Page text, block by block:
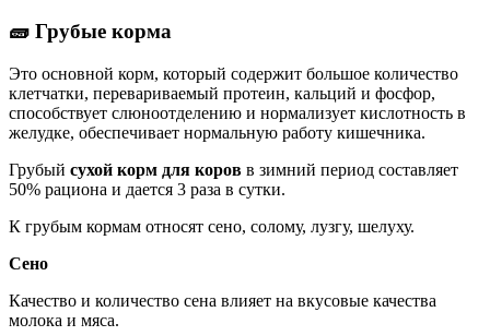
🧱 Грубые корма
Это основной корм, который содержит большое количество
клетчатки, перевариваемый протеин, кальций и фосфор,
способствует слюноотделению и нормализует кислотность в
желудке, обеспечивает нормальную работу кишечника.
Грубый сухой корм для коров в зимний период составляет
50% рациона и дается 3 раза в сутки.
К грубым кормам относят сено, солому, лузгу, шелуху.
Сено
Качество и количество сена влияет на вкусовые качества
молока и мяса.